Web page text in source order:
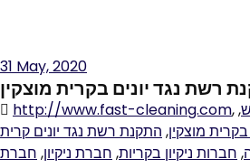
31 May, 2020
רשת נגד יונים בקרית מוצקין
http://www.fast-cleaning.com,,
מוצקין, התקנת רשת נגד יונים קרית
, חברות ניקיון בקריות, חברת ניקיון, חברת